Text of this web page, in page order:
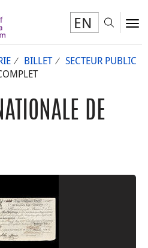
EN
BILLET
SECTEUR PUBLIC
DE